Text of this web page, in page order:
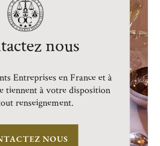
nous
Entreprises en France et à
tiennent à votre disposition
renseignement.
NOUS